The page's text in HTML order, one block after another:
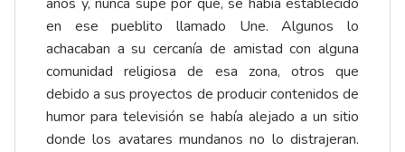
en ese pueblito llamado Une. Algunos lo
achacaban a su cercanía de amistad con alguna
comunidad religiosa de esa zona, otros que
debido a sus proyectos de producir contenidos de
humor para televisión se había alejado a un sitio
donde los avatares mundanos no lo distrajeran.